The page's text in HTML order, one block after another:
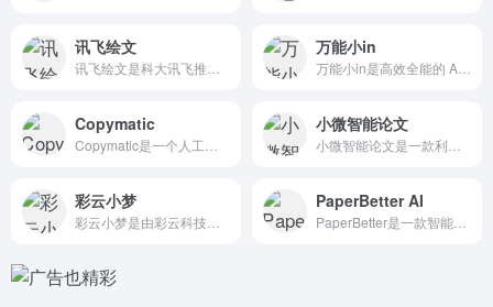
讯飞绘文 万能小in
Copymatic 小微智能论文
彩云小梦 PaperBetter AI